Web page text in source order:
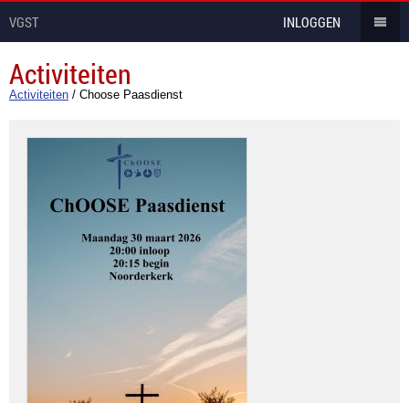
VGST INLOGGEN
Activiteiten
Activiteiten / Choose Paasdienst